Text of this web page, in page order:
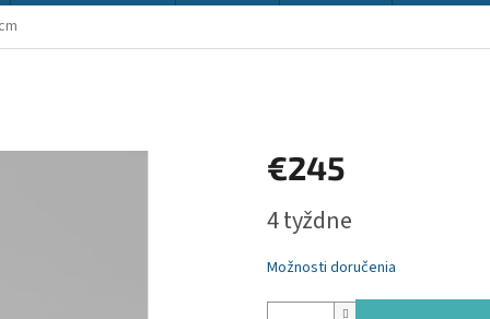
€245
cena:
4 tyždne
Možnosti doručenia